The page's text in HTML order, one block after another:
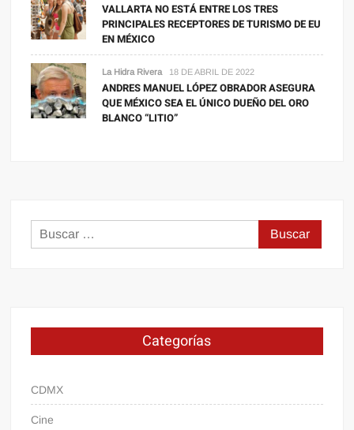
VALLARTA NO ESTÁ ENTRE LOS TRES
PRINCIPALES RECEPTORES DE TURISMO DE EU
EN MÉXICO
La Hidra Rivera 18 DE ABRIL DE 2022
ANDRES MANUEL LÓPEZ OBRADOR ASEGURA
QUE MÉXICO SEA EL ÚNICO DUEÑO DEL ORO
BLANCO “LITIO”
Buscar:
Categorías
CDMX
Cine